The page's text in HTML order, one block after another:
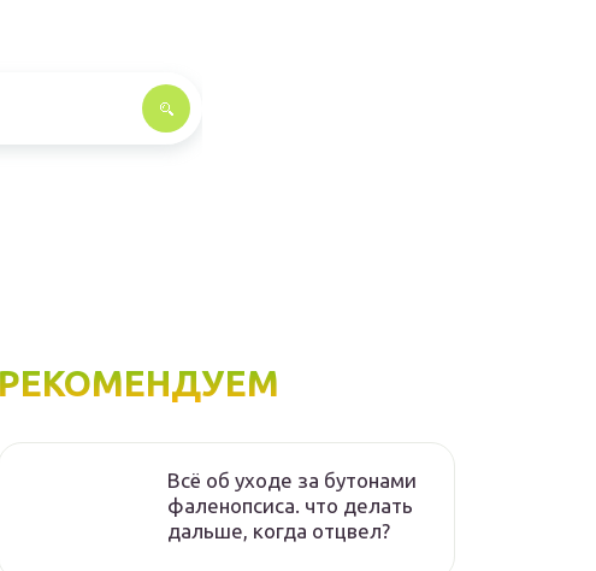
РЕКОМЕНДУЕМ
Всё об уходе за бутонами
фаленопсиса. что делать
дальше, когда отцвел?